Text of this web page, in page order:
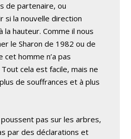
de partenaire, ou
si la nouvelle direction
la hauteur. Comme il nous
le Sharon de 1982 ou de
homme n’a pas
cela est facile, mais ne
de souffrances et à plus
pas sur les arbres,
par des déclarations et